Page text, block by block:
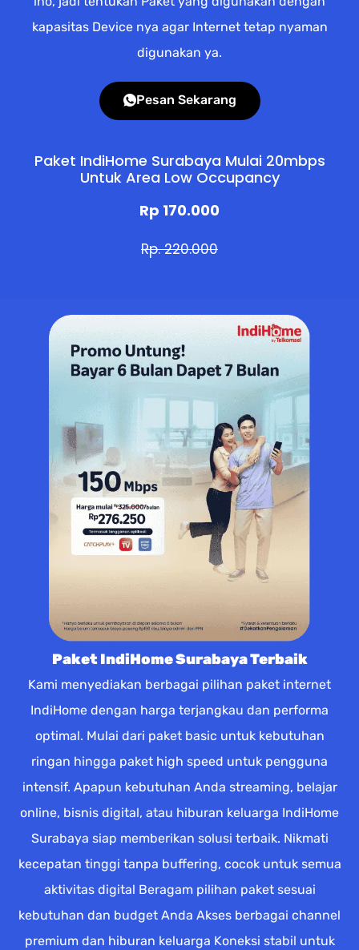
kapasitas Device nya agar Internet tetap nyaman
digunakan ya.
Pesan Sekarang
Paket IndiHome Surabaya Mulai 20mbps
Untuk Area Low Occupancy
Rp 170.000
Rp. 220.000
Paket IndiHome Surabaya Terbaik
Kami menyediakan berbagai pilihan paket internet
IndiHome dengan harga terjangkau dan performa
optimal. Mulai dari paket basic untuk kebutuhan
ringan hingga paket high speed untuk pengguna
intensif. Apapun kebutuhan Anda streaming, belajar
online, bisnis digital, atau hiburan keluarga IndiHome
Surabaya siap memberikan solusi terbaik. Nikmati
kecepatan tinggi tanpa buffering, cocok untuk semua
aktivitas digital Beragam pilihan paket sesuai
kebutuhan dan budget Anda Akses berbagai channel
premium dan hiburan keluarga Koneksi stabil untuk